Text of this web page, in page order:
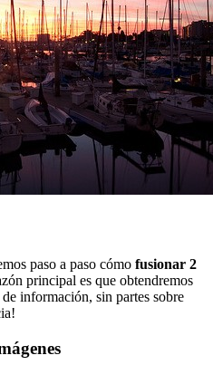
paso a paso cómo fusionar 2
principal es que obtendremos
información, sin partes sobre